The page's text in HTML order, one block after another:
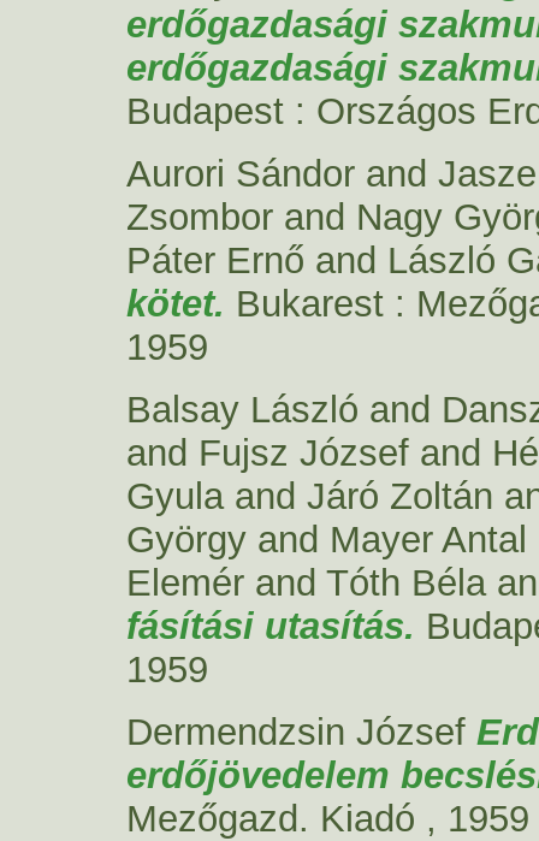
erdőgazdasági
erdőgazdasági
Budapest : Országos
Aurori Sándor and
Zsombor and Nagy
Páter Ernő and László
kötet. Bukarest :
1959
Balsay László and
and Fujsz József and
Gyulaand Járó Zoltán
György and Mayer Antal
Elemér and Tóth Béla
fásítási utasítás.
1959
Dermendzsin József
erdőjövedelem
Mezőgazd. Kiadó , 1959